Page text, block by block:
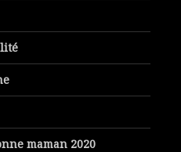
maman 2020